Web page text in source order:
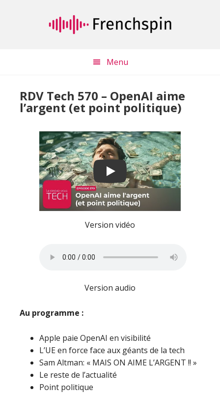
Menu
RDV Tech 570 – OpenAI aime
l’argent (et point politique)
Play
Version vidéo
Version audio
Au programme :
Apple paie OpenAI en visibilité
L’UE en force face aux géants de la tech
Sam Altman: « MAIS ON AIME L’ARGENT !! »
Le reste de l’actualité
Point politique